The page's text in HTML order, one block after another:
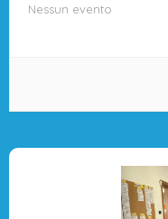
Nessun evento